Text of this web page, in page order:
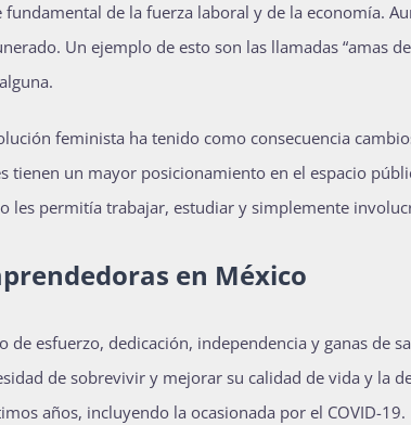
de la fuerza laboral y de la economía.
Un ejemplo de esto son las llamadas “amas
feminista ha tenido como consecuencia
tienen un mayor posicionamiento en el espacio
les permitía trabajar, estudiar y simplemente
en México
esfuerzo, dedicación, independencia y ganas de
de sobrevivir y mejorar su calidad de vida y la
años, incluyendo la ocasionada por el COVID-19.